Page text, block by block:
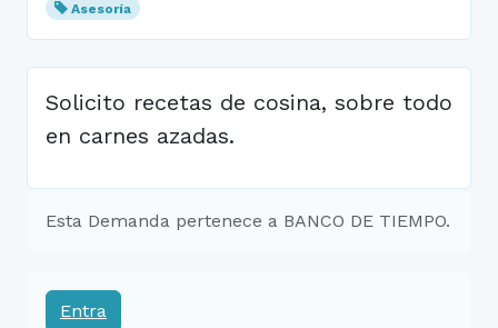
Asesoría
Solicito recetas de cosina, sobre todo
en carnes azadas.
Esta Demanda pertenece a BANCO DE TIEMPO.
Entra